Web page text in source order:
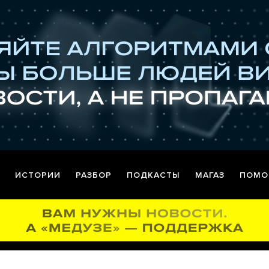
ИСТОРИИ РАЗБОР ПОДКАСТЫ МАГАЗ